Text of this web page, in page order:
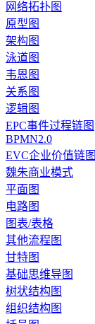
网络拓扑图
原型图
架构图
泳道图
韦恩图
关系图
逻辑图
EPC事件过程链图
BPMN2.0
EVC企业价值链图
魏朱商业模式
平面图
电路图
图表/表格
其他流程图
甘特图
基础思维导图
树状结构图
组织结构图